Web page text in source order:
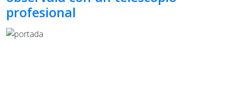
profesional